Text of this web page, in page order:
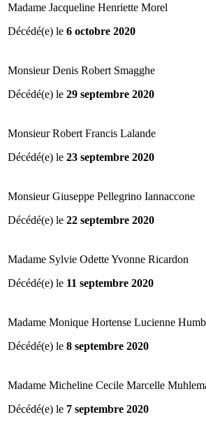
Madame Jacqueline Henriette Morel
Décédé(e) le 6 octobre 2020
Monsieur Denis Robert Smagghe
Décédé(e) le 29 septembre 2020
Monsieur Robert Francis Lalande
Décédé(e) le 23 septembre 2020
Monsieur Giuseppe Pellegrino Iannaccone
Décédé(e) le 22 septembre 2020
Madame Sylvie Odette Yvonne Ricardon
Décédé(e) le 11 septembre 2020
Madame Monique Hortense Lucienne
Décédé(e) le 8 septembre 2020
Madame Micheline Cecile Marcelle
Décédé(e) le 7 septembre 2020